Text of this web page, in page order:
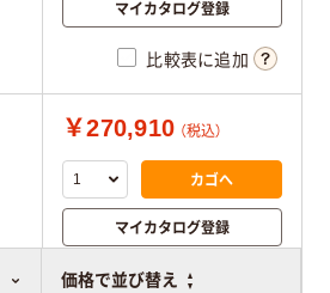
価格で並び替え
マイカタログ登録
比較表に追加
￥270,910 （税込）
カゴへ
マイカタログ登録
比較表に追加